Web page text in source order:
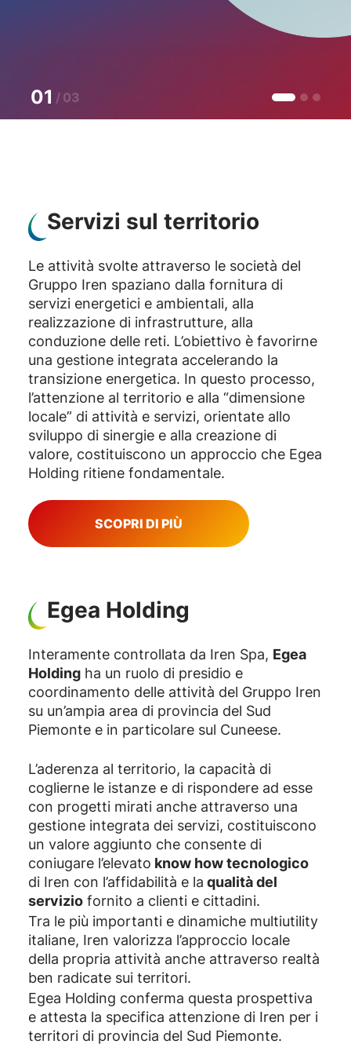
01 / 03
Servizi sul territorio
Le attività svolte attraverso le società del
Gruppo Iren spaziano dalla fornitura di
servizi energetici e ambientali, alla
realizzazione di infrastrutture, alla
conduzione delle reti. L’obiettivo è favorirne
una gestione integrata accelerando la
transizione energetica. In questo processo,
l’attenzione al territorio e alla “dimensione
locale” di attività e servizi, orientate allo
sviluppo di sinergie e alla creazione di
valore, costituiscono un approccio che Egea
Holding ritiene fondamentale.
SCOPRI DI PIÙ
Egea Holding
Interamente controllata da Iren Spa, Egea
Holding ha un ruolo di presidio e
coordinamento delle attività del Gruppo Iren
su un’ampia area di provincia del Sud
Piemonte e in particolare sul Cuneese.
L’aderenza al territorio, la capacità di
coglierne le istanze e di rispondere ad esse
con progetti mirati anche attraverso una
gestione integrata dei servizi, costituiscono
un valore aggiunto che consente di
coniugare l’elevato know how tecnologico
di Iren con l’affidabilità e la qualità del
servizio fornito a clienti e cittadini.
Tra le più importanti e dinamiche multiutility
italiane, Iren valorizza l’approccio locale
della propria attività anche attraverso realtà
ben radicate sui territori.
Egea Holding conferma questa prospettiva
e attesta la specifica attenzione di Iren per i
territori di provincia del Sud Piemonte.